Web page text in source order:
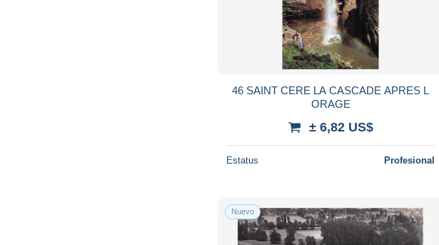
46 SAINT CERE LA CASCADE APRES L
ORAGE
± 6,82 US$
Estatus Profesional
Nuevo